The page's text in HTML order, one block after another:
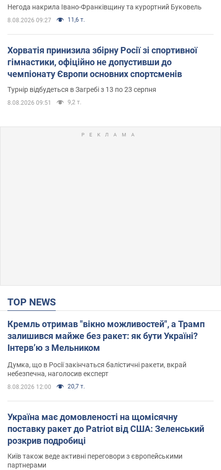
Негода накрила Івано-Франківщину та курортний Буковель
8.08.2026 09:27 11,6 т.
Хорватія принизила збірну Росії зі спортивної
гімнастики, офіційно не допустивши до
чемпіонату Європи основних спортсменів
Турнір відбудеться в Загребі з 13 по 23 серпня
8.08.2026 09:51 9,2 т.
TOP NEWS
Кремль отримав "вікно можливостей", а Трамп
залишився майже без ракет: як бути Україні?
Інтерв’ю з Мельником
Думка, що в Росії закінчаться балістичні ракети, вкрай
небезпечна, наголосив експерт
8.08.2026 12:00 20,7 т.
Україна має домовленості на щомісячну
поставку ракет до Patriot від США: Зеленський
розкрив подробиці
Київ також веде активні переговори з європейськими
партнерами